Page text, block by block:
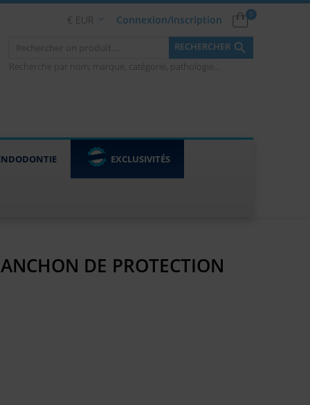
€ EUR  Connexion/Inscription 0
RECHERCHER 
Recherche par nom, marque, catégorie, pathologie...
EXCLUSIVITÉS
DE PROTECTION